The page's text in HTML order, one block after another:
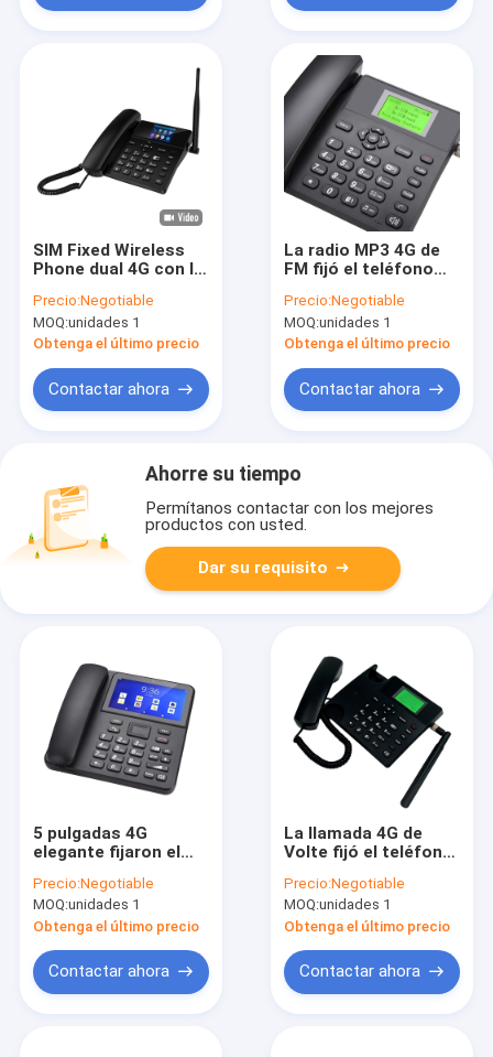
SIM Fixed Wireless
Phone dual 4G con la
apuroses de WIFI
Precio:Negotiable
MOQ:unidades 1
Obtenga el último precio
Contactar ahora
La radio MP3 4G de
FM fijó el teléfono
Landline Phone dual
Precio:Negotiable
MOQ:unidades 1
Obtenga el último precio
Contactar ahora
Ahorre su tiempo
Permítanos contactar con los mejores
productos con usted.
Dar su requisito
5 pulgadas 4G
elegante fijaron el
4G LTE Android
fijaron el teléfono de
escritorio
inalámbrico
Precio:Negotiable
MOQ:unidades 1
Obtenga el último precio
Contactar ahora
La llamada 4G de
Volte fijó el teléfono
de la línea horizonte
4G con 4G SIM Card
Slot
Precio:Negotiable
MOQ:unidades 1
Obtenga el último precio
Contactar ahora